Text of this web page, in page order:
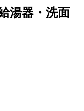
湯器・洗面